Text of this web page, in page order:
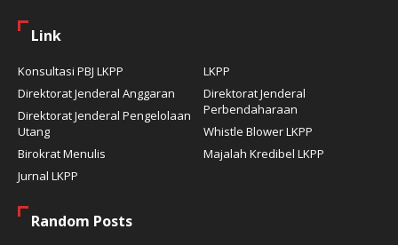
Link
Konsultasi PBJ LKPP
LKPP
Direktorat Jenderal Anggaran
Direktorat Jenderal
Perbendaharaan
Direktorat Jenderal Pengelolaan
Utang
Whistle Blower LKPP
Birokrat Menulis
Majalah Kredibel LKPP
Jurnal LKPP
Random Posts